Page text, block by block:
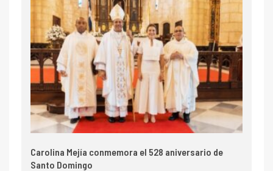
Carolina Mejía conmemora el 528 aniversario de
Santo Domingo